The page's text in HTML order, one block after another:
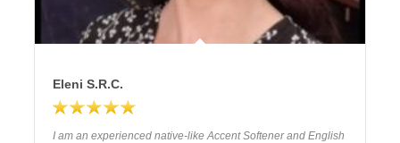
Eleni S.R.C.
I am an experienced native-like Αccent Softener and English